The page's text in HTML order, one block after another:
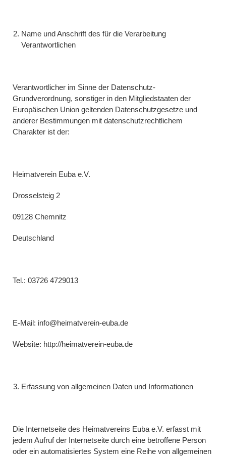
Name und Anschrift des für die Verarbeitung
Verantwortlichen
Verantwortlicher im Sinne der Datenschutz-
Grundverordnung, sonstiger in den Mitgliedstaaten der
Europäischen Union geltenden Datenschutzgesetze und
anderer Bestimmungen mit datenschutzrechtlichem
Charakter ist der:
Heimatverein Euba e.V.
Drosselsteig 2
09128 Chemnitz
Deutschland
Tel.: 03726 4729013
E-Mail: info@heimatverein-euba.de
Website: http://heimatverein-euba.de
Erfassung von allgemeinen Daten und Informationen
Die Internetseite des Heimatvereins Euba e.V. erfasst mit
jedem Aufruf der Internetseite durch eine betroffene Person
oder ein automatisiertes System eine Reihe von allgemeinen